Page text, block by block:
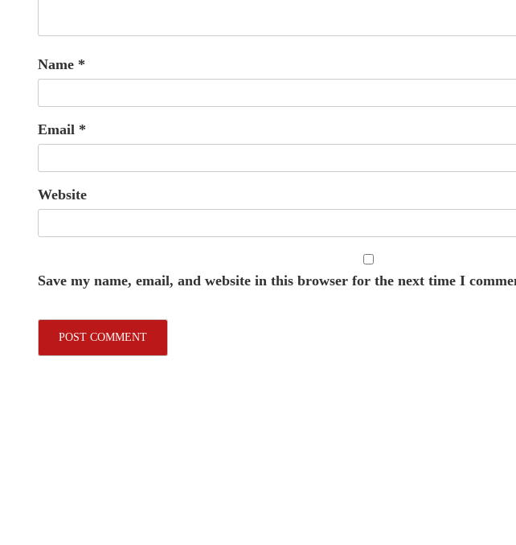
Name *
Email *
Website
Save my name, email, and website in this browser for the next time I